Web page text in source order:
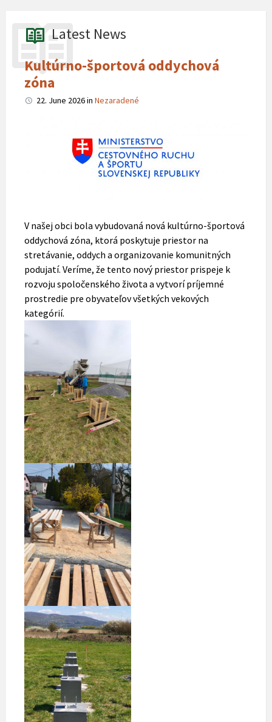
Latest News
Kultúrno-športová oddychová
zóna
22. June 2026in Nezaradené
V našej obci bola vybudovaná nová kultúrno-športová
oddychová zóna, ktorá poskytuje priestor na
stretávanie, oddych a organizovanie komunitných
podujatí. Veríme, že tento nový priestor prispeje k
rozvoju spoločenského života a vytvorí príjemné
prostredie pre obyvateľov všetkých vekových
kategórií.